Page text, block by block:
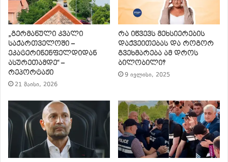
„გერმანული კვალი
საქართველოში –
ეკატერინენფელდიდან
ასურეთამდე“ –
რეპორტაჟი
21 მაისი, 2026
რა იწვევს მეხსიერების
დაქვეითებას და როგორ
გვეხმარება ამ დროს
ბილობილი?
9 ივლისი, 2025